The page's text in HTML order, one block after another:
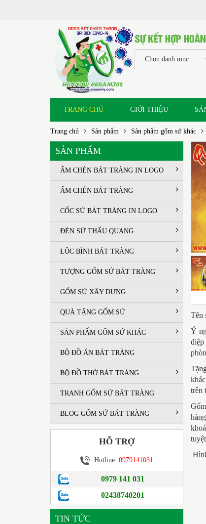
Chọn danh mục
TRANG CHỦ GIỚI THIỆU
Trang chủ Sản phẩm Sản phẩm gốm sứ khác
SẢN PHẨM
ẤM CHÉN BÁT TRÀNG IN LOGO
ẤM CHÉN BÁT TRÀNG
CỐC SỨ BÁT TRÀNG IN LOGO
ĐÈN SỨ THẤU QUANG
LỘC BÌNH BÁT TRÀNG
TƯỢNG GỐM SỨ BÁT TRÀNG
GỐM SỨ XÂY DỰNG
QUÀ TẶNG GỐM SỨ
SẢN PHẨM GỐM SỨ KHÁC
BỘ ĐỒ ĂN BÁT TRÀNG
BỘ ĐỒ THỜ BÁT TRÀNG
TRANH GỐM SỨ BÁT TRÀNG
BLOG GỐM SỨ BÁT TRÀNG
HỖ TRỢ
Hotline: 0979141031
0979 141 031
02438740201
TIN TỨC
Tên
Ý
điệp
trên